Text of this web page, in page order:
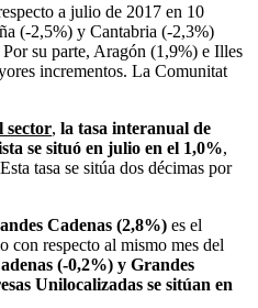
a julio de 2017 en 10
(-2,5%) y Cantabria (-2,3%)
su parte, Aragón (1,9%) e Illes
incrementos. La Comunitat
sector, la tasa interanual de
se situó en julio en el 1,0%,
tasa se sitúa dos décimas por
Cadenas (2,8%) es el
con respecto al mismo mes del
(-0,2%) y Grandes
Unilocalizadas se sitúan en